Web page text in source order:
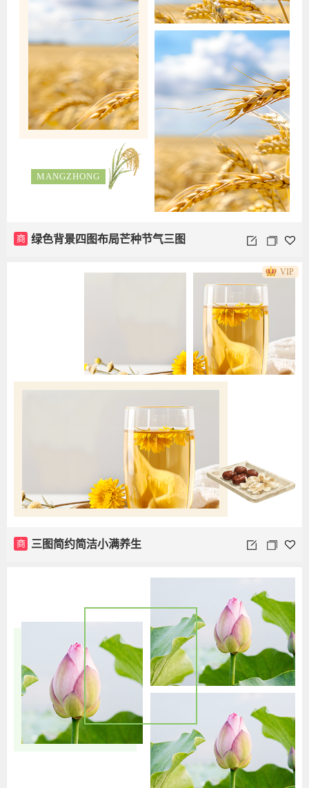
MANGZHONG
商 绿色背景四图布局芒种节气三图
商 三图简约简洁小满养生
VIP